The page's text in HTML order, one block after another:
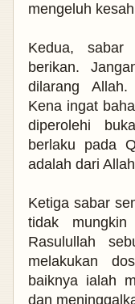
mengeluh
Kedua,
berikan.
dilarang
Kena ingat
diperolehi
berlaku pada
adalah dari
Ketiga sabar
tidak
Rasulullah
melakukan
baiknya ialah
dan